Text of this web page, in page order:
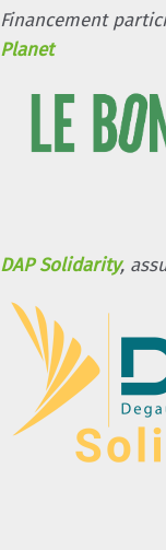
Financement
Planet
DAP Solidarity,